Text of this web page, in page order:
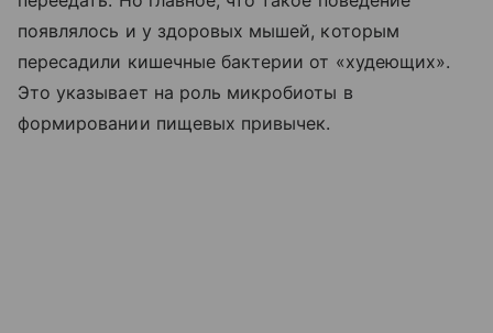
появлялось и у здоровых мышей, которым
пересадили кишечные бактерии от «худеющих».
Это указывает на роль микробиоты в
формировании пищевых привычек.